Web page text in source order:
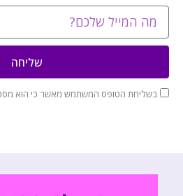
בשליחת הטופס המשתמש מאשר כי הוא
שליחה